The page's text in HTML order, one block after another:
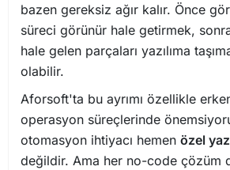
bazen gereksiz ağır kalır. Önce
süreci görünür hale getirmek,
hale gelen parçaları yazılıma
olabilir.
Aforsoft'ta bu ayrımı özellikle
operasyon süreçlerinde
otomasyon ihtiyacı hemen özel
değildir. Ama her no-code çözüm